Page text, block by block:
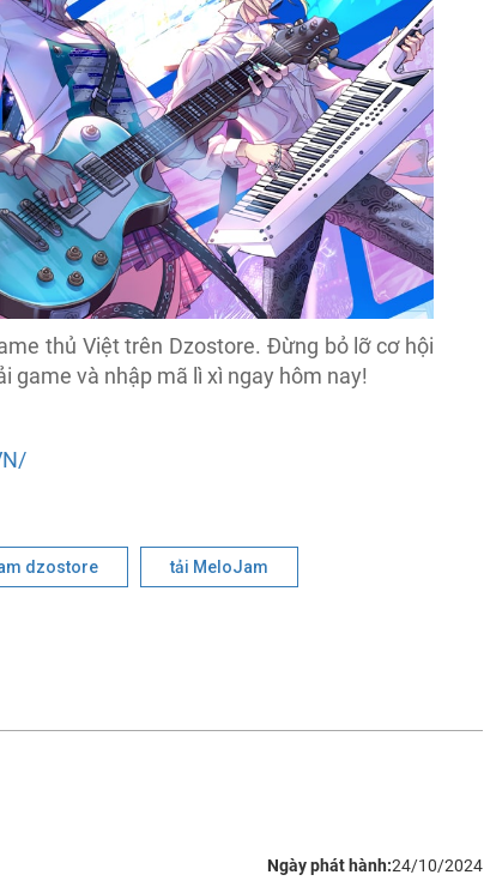
thủ Việt trên Dzostore. Đừng bỏ lỡ cơ hội
game và nhập mã lì xì ngay hôm nay!
dzostore tải MeloJam
Ngày phát hành:24/10/2024